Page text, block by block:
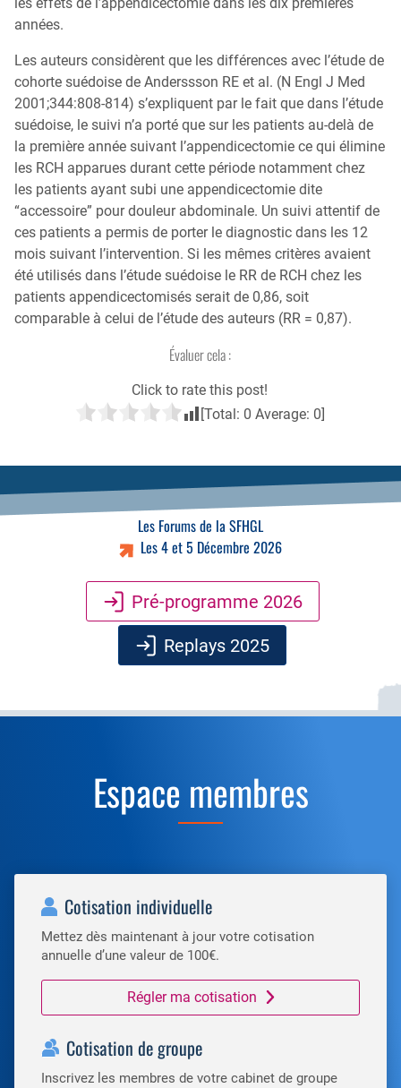
années.
Les auteurs considèrent que les différences avec l’étude de
cohorte suédoise de Anderssson RE et al. (N Engl J Med
2001;344:808-814) s’expliquent par le fait que dans l’étude
suédoise, le suivi n’a porté que sur les patients au-delà de
la première année suivant l’appendicectomie ce qui élimine
les RCH apparues durant cette période notamment chez
les patients ayant subi une appendicectomie dite
“accessoire” pour douleur abdominale. Un suivi attentif de
ces patients a permis de porter le diagnostic dans les 12
mois suivant l’intervention. Si les mêmes critères avaient
été utilisés dans l’étude suédoise le RR de RCH chez les
patients appendicectomisés serait de 0,86, soit
comparable à celui de l’étude des auteurs (RR = 0,87).
Évaluer cela :
Click to rate this post!
[Total: 0 Average: 0]
Les Forums de la SFHGL
Les 4 et 5 Décembre 2026
Pré-programme 2026
Replays 2025
Espace membres
Cotisation individuelle
Mettez dès maintenant à jour votre cotisation
annuelle d’une valeur de 100€.
Régler ma cotisation
Cotisation de groupe
Inscrivez les membres de votre cabinet de groupe